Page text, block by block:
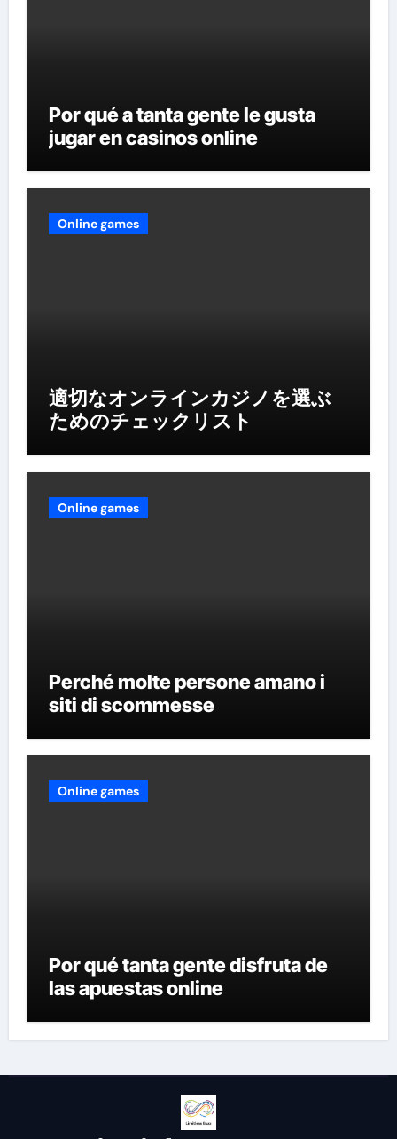
Por qué a tanta gente le gusta
jugar en casinos online
Online games
適切なオンラインカジノを選ぶ
ためのチェックリスト
Online games
Perché molte persone amano i
siti di scommesse
Online games
Por qué tanta gente disfruta de
las apuestas online